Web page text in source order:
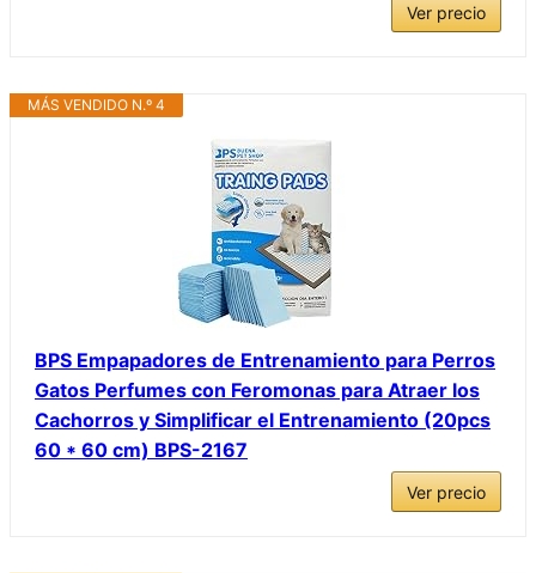
Ver precio
MÁS VENDIDO N.º 4
BPS Empapadores de Entrenamiento para Perros
Gatos Perfumes con Feromonas para Atraer los
Cachorros y Simplificar el Entrenamiento (20pcs
60 * 60 cm) BPS-2167
Ver precio